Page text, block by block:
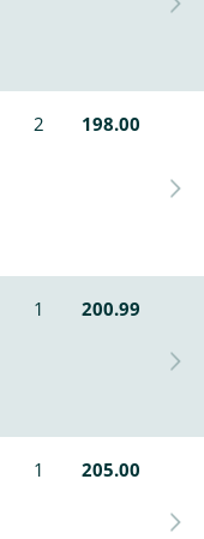
2 198.00
1 200.99
1 205.00